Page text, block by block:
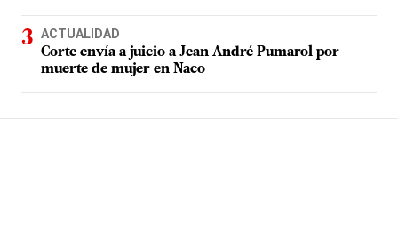
ACTUALIDAD
Corte envía a juicio a Jean André Pumarol por
muerte de mujer en Naco